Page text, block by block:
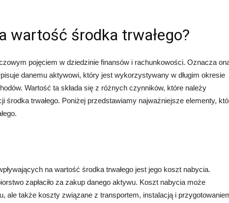
wartość środka trwałego?
pojęciem w dziedzinie finansów i rachunkowości. Oznacza
danemu aktywowi, który jest wykorzystywany w długim okresie
Wartość ta składa się z różnych czynników, które należy
środka trwałego. Poniżej przedstawiamy najważniejsze elementy,
na wartość środka trwałego jest jego koszt nabycia.
zapłaciło za zakup danego aktywu. Koszt nabycia może
ale także koszty związane z transportem, instalacją i